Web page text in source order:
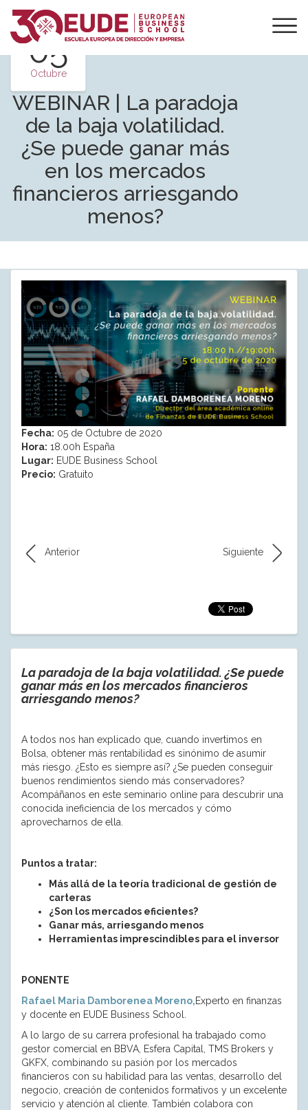
05
Octubre
WEBINAR | La paradoja
de la baja volatilidad.
¿Se puede ganar más
en los mercados
financieros arriesgando
menos?
Fecha: 05 de Octubre de 2020
Hora: 18.00h España
Lugar: EUDE Business School
Precio: Gratuito
Anterior Siguiente
La paradoja de la baja volatilidad. ¿Se puede
ganar más en los mercados financieros
arriesgando menos?
A todos nos han explicado que, cuando invertimos en
Bolsa, obtener más rentabilidad es sinónimo de asumir
más riesgo. ¿Esto es siempre así? ¿Se pueden conseguir
buenos rendimientos siendo más conservadores?
Acompáñanos en este seminario online para descubrir una
conocida ineficiencia de los mercados y cómo
aprovecharnos de ella.
Puntos a tratar:
Más allá de la teoría tradicional de gestión de
carteras
¿Son los mercados eficientes?
Ganar más, arriesgando menos
Herramientas imprescindibles para el inversor
PONENTE
Rafael Maria Damborenea Moreno,Experto en finanzas
y docente en EUDE Business School.
A lo largo de su carrera profesional ha trabajado como
gestor comercial en BBVA, Esfera Capital, TMS Brokers y
GKFX, combinando su pasión por los mercados
financieros con su habilidad para las ventas, desarrollo del
negocio, creación de contenidos formativos y un excelente
servicio y atención al cliente. También colabora con